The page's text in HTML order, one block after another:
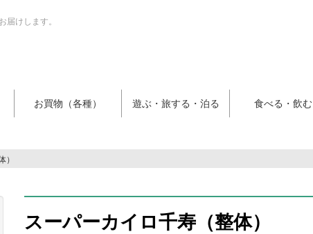
けします。
お買物（各種） 遊ぶ・旅する・泊る 食べる・飲む
）
スーパーカイロ千寿（整体）